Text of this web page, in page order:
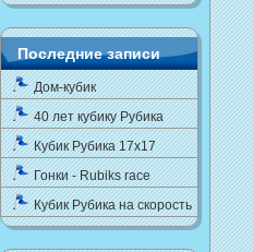
Последние записи
Дом-кубик
40 лет кубику Рубика
Кубик Рубика 17x17
Гонки - Rubiks race
Кубик Рубика на скорость